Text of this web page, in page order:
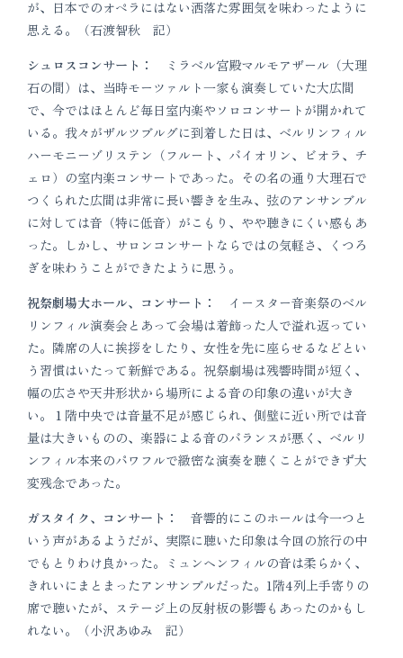
が、日本でのオペラにはない洒落た雰囲気を味わったように
思える。（石渡智秋 記）
シュロスコンサート：
ミラベル宮殿マルモアザール（大理
石の間）は、当時モーツァルト一家も演奏していた大広間
で、今ではほとんど毎日室内楽やソロコンサートが開かれて
いる。我々がザルツブルグに到着した日は、ベルリンフィル
ハーモニーゾリステン（フルート、バイオリン、ビオラ、チ
ェロ）の室内楽コンサートであった。その名の通り大理石で
つくられた広間は非常に長い響きを生み、弦のアンサンブル
に対しては音（特に低音）がこもり、やや聴きにくい感もあ
った。しかし、サロンコンサートならではの気軽さ、くつろ
ぎを味わうことができたように思う。
祝祭劇場大ホール、コンサート：
イースター音楽祭のベル
リンフィル演奏会とあって会場は着飾った人で溢れ返ってい
た。隣席の人に挨拶をしたり、女性を先に座らせるなどとい
う習慣はいたって新鮮である。祝祭劇場は残響時間が短く、
幅の広さや天井形状から場所による音の印象の違いが大き
い。１階中央では音量不足が感じられ、側壁に近い所では音
量は大きいものの、楽器による音のバランスが悪く、ベルリ
ンフィル本来のパワフルで緻密な演奏を聴くことができず大
変残念であった。
ガスタイク、コンサート：
音響的にこのホールは今一つと
いう声があるようだが、実際に聴いた印象は今回の旅行の中
でもとりわけ良かった。ミュンヘンフィルの音は柔らかく、
きれいにまとまったアンサンブルだった。1階4列上手寄りの
席で聴いたが、ステージ上の反射板の影響もあったのかもし
れない。（小沢あゆみ 記）